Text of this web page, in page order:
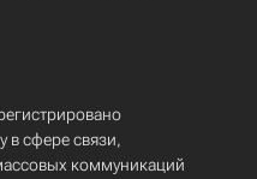
в сфере связи,
коммуникаций